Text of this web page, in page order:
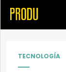
TECNOLOGÍA